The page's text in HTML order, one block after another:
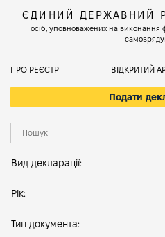
ЄДИНИЙ ДЕРЖАВНИЙ
осіб, уповноважених на виконання
ПРО РЕЄСТР ВІДКРИТИЙ
Подати
Вид декларації:
Рік:
Тип документа: